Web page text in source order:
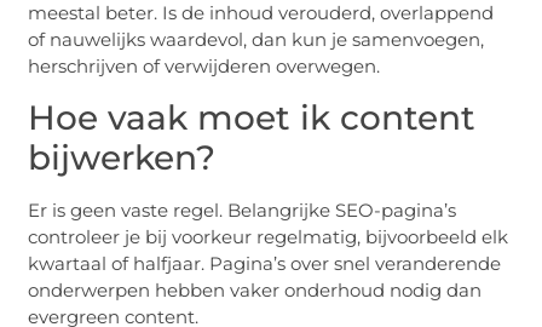
meestal beter. Is de inhoud verouderd, overlappend
of nauwelijks waardevol, dan kun je samenvoegen,
herschrijven of verwijderen overwegen.
Hoe vaak moet ik content
bijwerken?
Er is geen vaste regel. Belangrijke SEO-pagina’s
controleer je bij voorkeur regelmatig, bijvoorbeeld elk
kwartaal of halfjaar. Pagina’s over snel veranderende
onderwerpen hebben vaker onderhoud nodig dan
evergreen content.